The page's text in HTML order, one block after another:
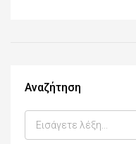
Αναζήτηση